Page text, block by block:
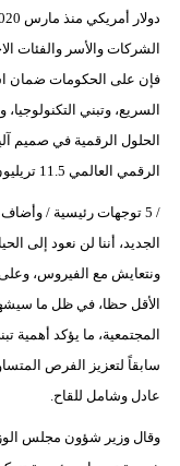
الشركات والأسر والفئات
فإن على الحكومات ضمان
السريع، وتبني
الحلول الرقمية في صميم
الرقمي العالمي 11.5 تريليون دولار أمريكي حاليا.
/ 5 توجهات رئيسية /
الجديد، أننا لن نعود إلى
ونتعايش مع الفيروس، وعلى
الأقل حظا، في ظل ما
المجتمعية، ما يؤكد أهمية
سابقاً لتعزيز الفرص
عادل وشامل للقاح.
وقال وزير شؤون مجلس